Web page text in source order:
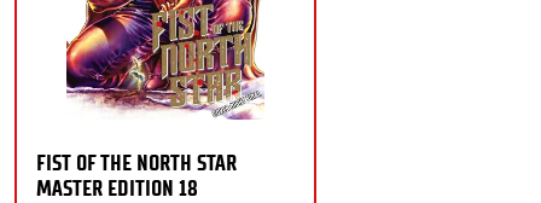
FIST OF THE NORTH STAR
MASTER EDITION 18